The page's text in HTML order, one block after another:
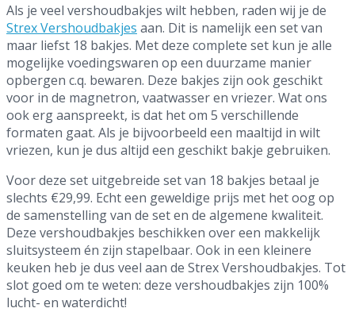
Als je veel vershoudbakjes wilt hebben, raden wij je de
Strex Vershoudbakjes aan. Dit is namelijk een set van
maar liefst 18 bakjes. Met deze complete set kun je alle
mogelijke voedingswaren op een duurzame manier
opbergen c.q. bewaren. Deze bakjes zijn ook geschikt
voor in de magnetron, vaatwasser en vriezer. Wat ons
ook erg aanspreekt, is dat het om 5 verschillende
formaten gaat. Als je bijvoorbeeld een maaltijd in wilt
vriezen, kun je dus altijd een geschikt bakje gebruiken.
Voor deze set uitgebreide set van 18 bakjes betaal je
slechts €29,99. Echt een geweldige prijs met het oog op
de samenstelling van de set en de algemene kwaliteit.
Deze vershoudbakjes beschikken over een makkelijk
sluitsysteem én zijn stapelbaar. Ook in een kleinere
keuken heb je dus veel aan de Strex Vershoudbakjes. Tot
slot goed om te weten: deze vershoudbakjes zijn 100%
lucht- en waterdicht!